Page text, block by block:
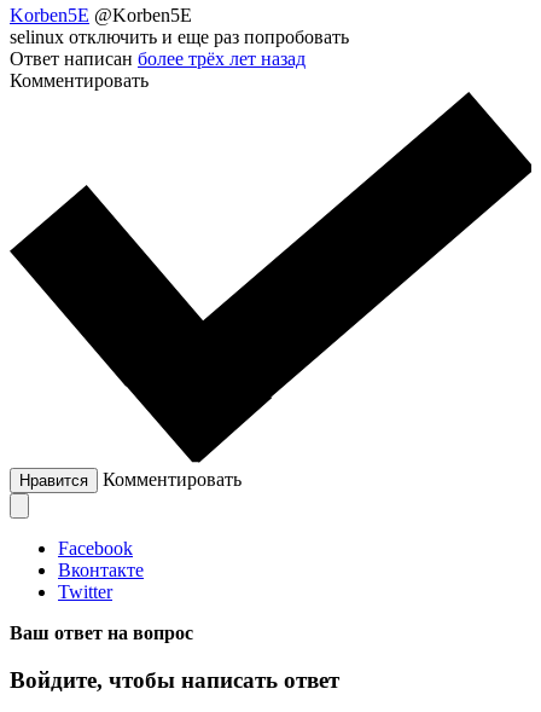
Korben5E @Korben5E
selinux отключить и еще раз попробовать
Ответ написан более трёх лет назад
Комментировать
Нравится Комментировать
Facebook
Вконтакте
Twitter
Ваш ответ на вопрос
Войдите, чтобы написать ответ